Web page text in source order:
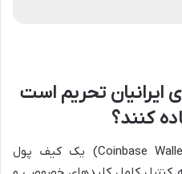
ایرانیان تحریم است
کنند؟
کیف پول کوین بیس والت (Coinbase Wallet) یک کیف پول